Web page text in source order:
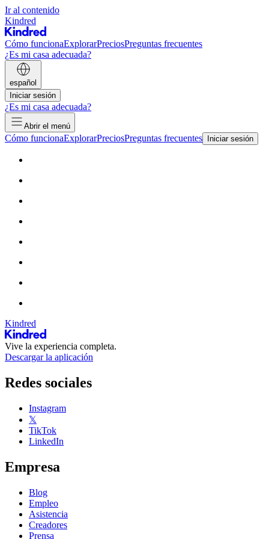
Ir al contenido
Kindred
Cómo funcionaExplorarPreciosPreguntas frecuentes
¿Es mi casa adecuada?
español
Iniciar sesión
¿Es mi casa adecuada?
Abrir el menú
Cómo funcionaExplorarPreciosPreguntas frecuentes Iniciar sesión
Kindred
Vive la experiencia completa.
Descargar la aplicación
Redes sociales
Instagram
𝕏
TikTok
LinkedIn
Empresa
Blog
Empleo
Asistencia
Creadores
Prensa